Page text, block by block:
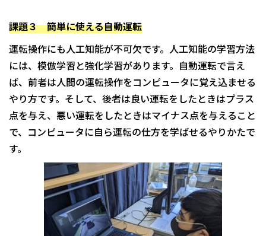
課題３ 簡単に使える自動運転
運転操作にも人工知能が不可欠です。人工知能の学習方法
には、模倣学習と強化学習があります。自動運転で言え
ば、前者は人間の運転操作をコンピュータに覚え込ませる
やり方です。そして、後者は良い運転をしたときはプラス
点を与え、悪い運転をしたときはマイナス点を与えること
で、コンピュータに自ら運転の仕方を学ばせるやりかたで
す。